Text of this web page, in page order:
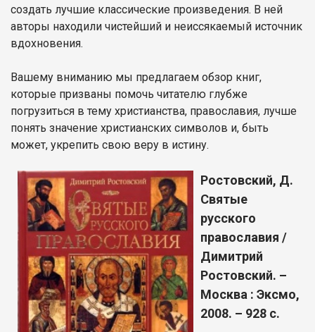
создать лучшие классические произведения. В ней
авторы находили чистейший и неиссякаемый источник
вдохновения.
Вашему вниманию мы предлагаем обзор книг,
которые призваны помочь читателю глубже
погрузиться в тему христианства, православия, лучше
понять значение христианских символов и, быть
может, укрепить свою веру в истину.
Ростовский, Д.
Святые
русского
православия /
Димитрий
Ростовский. –
Москва : Эксмо,
2008. – 928 с.